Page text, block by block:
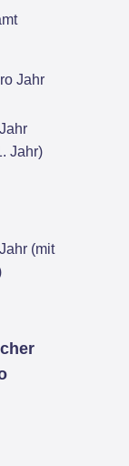
Jahr
Jahr)
(mit